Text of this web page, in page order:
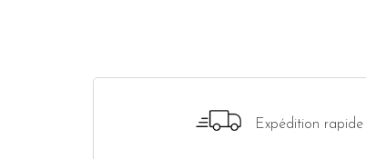
Expédition rapide